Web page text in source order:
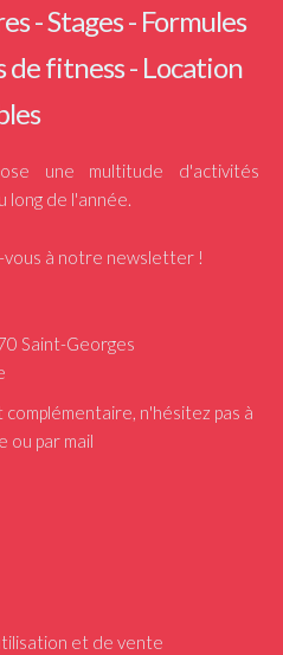
- Stages - Formules
de fitness - Location
une multitude d'activités
long de l'année.
à notre newsletter !
Saint-Georges
n'hésitez pas à
ou par mail
et de vente